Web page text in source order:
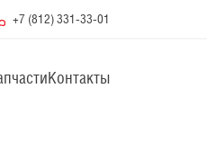
+7 (812) 331-33-01
Контакты